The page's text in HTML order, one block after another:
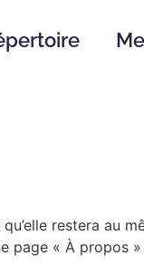
restera
« À propos